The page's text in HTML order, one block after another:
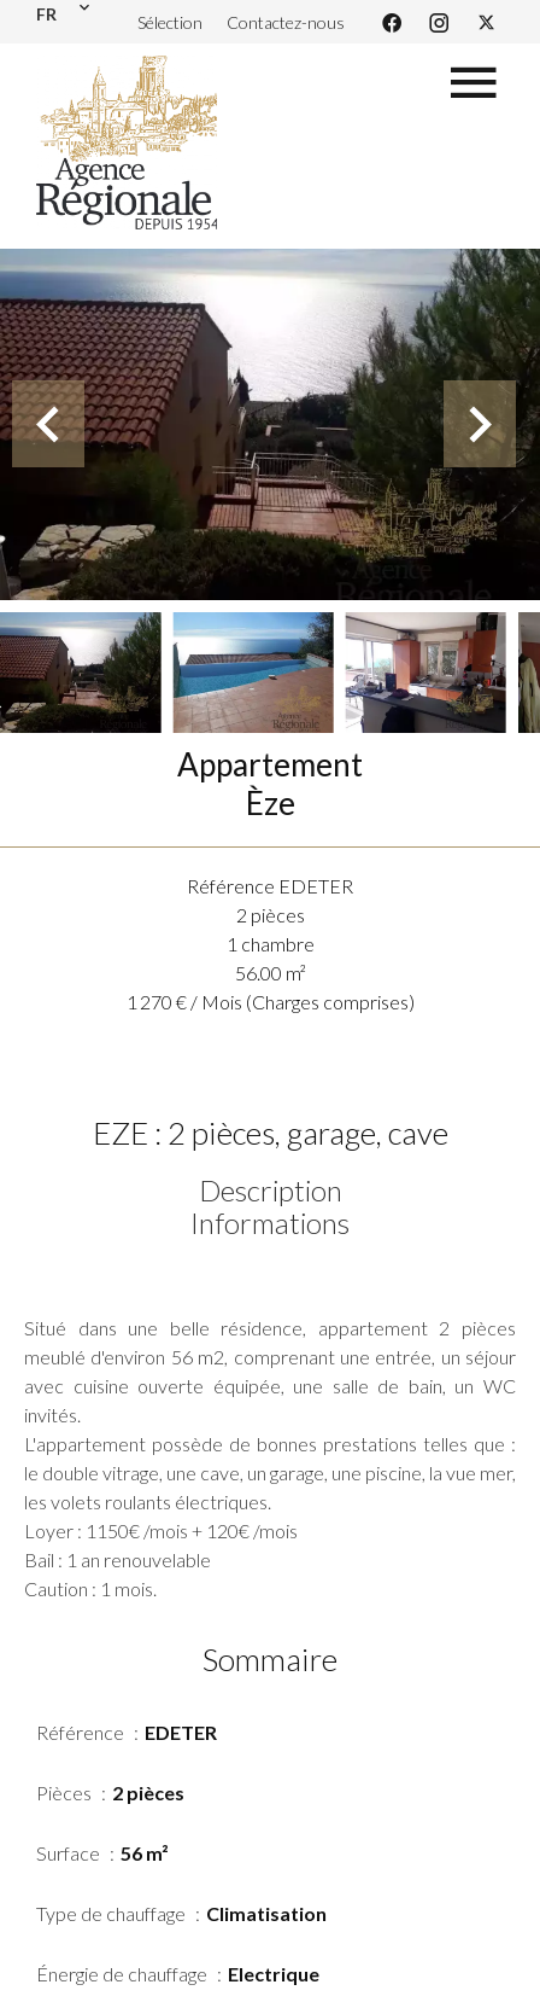
FR Sélection Contactez-nous
Appartement
Èze
Référence EDETER
2 pièces
1 chambre
56.00 m²
1 270 € / Mois (Charges comprises)
EZE : 2 pièces, garage, cave
Description
Informations
Situé dans une belle résidence, appartement 2 pièces
meublé d'environ 56 m2, comprenant une entrée, un séjour
avec cuisine ouverte équipée, une salle de bain, un WC
invités.
L'appartement possède de bonnes prestations telles que :
le double vitrage, une cave, un garage, une piscine, la vue mer,
les volets roulants électriques.
Loyer : 1150€ /mois + 120€ /mois
Bail : 1 an renouvelable
Caution : 1 mois.
Sommaire
Référence EDETER
Pièces 2 pièces
Surface 56 m²
Type de chauffage Climatisation
Énergie de chauffage Electrique